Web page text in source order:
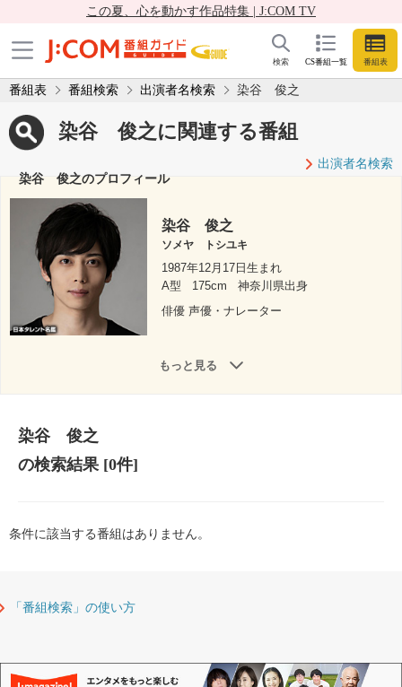
この夏、心を動かす作品特集 | J:COM TV
CS番組一覧 番組表
検索
番組表 番組検索 出演者名検索 染谷 俊之
染谷 俊之に関連する番組
出演者名検索
染谷 俊之のプロフィール
染谷 俊之
ソメヤ トシユキ
1987年12月17日生まれ
A型
175cm
神奈川県出身
俳優 声優・ナレーター
もっと見る
染谷 俊之
の検索結果[0件]
条件に該当する番組はありません。
「番組検索」の使い方